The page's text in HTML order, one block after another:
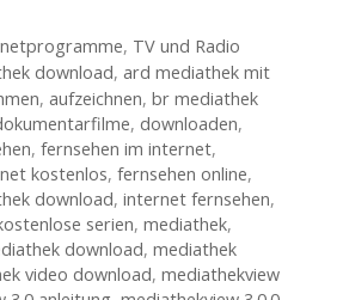
, TV und Radio
download, ard mediathek mit
, aufzeichnen, br mediathek
, downloaden,
, fernsehen im internet,
kostenlos, fernsehen online,
download, internet fernsehen,
serien, mediathek,
download, mediathek
video download, mediathekview